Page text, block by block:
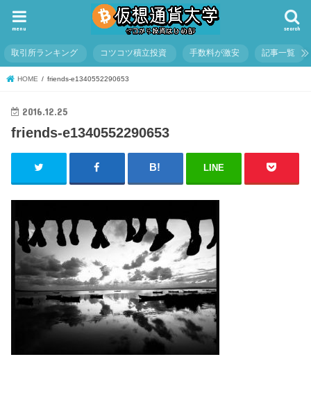
search
menu
取引所ランキング コツコツ積立投資 手数料が激安 記事一覧
HOME friends-e1340552290653
2016.12.25
friends-e1340552290653
LINE